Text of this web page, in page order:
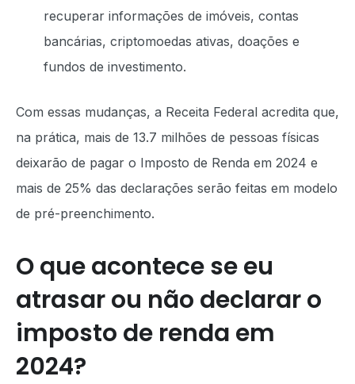
recuperar informações de imóveis, contas
bancárias, criptomoedas ativas, doações e
fundos de investimento.
Com essas mudanças, a Receita Federal acredita que,
na prática, mais de 13.7 milhões de pessoas físicas
deixarão de pagar o Imposto de Renda em 2024 e
mais de 25% das declarações serão feitas em modelo
de pré-preenchimento.
O que acontece se eu
atrasar ou não declarar o
imposto de renda em
2024?